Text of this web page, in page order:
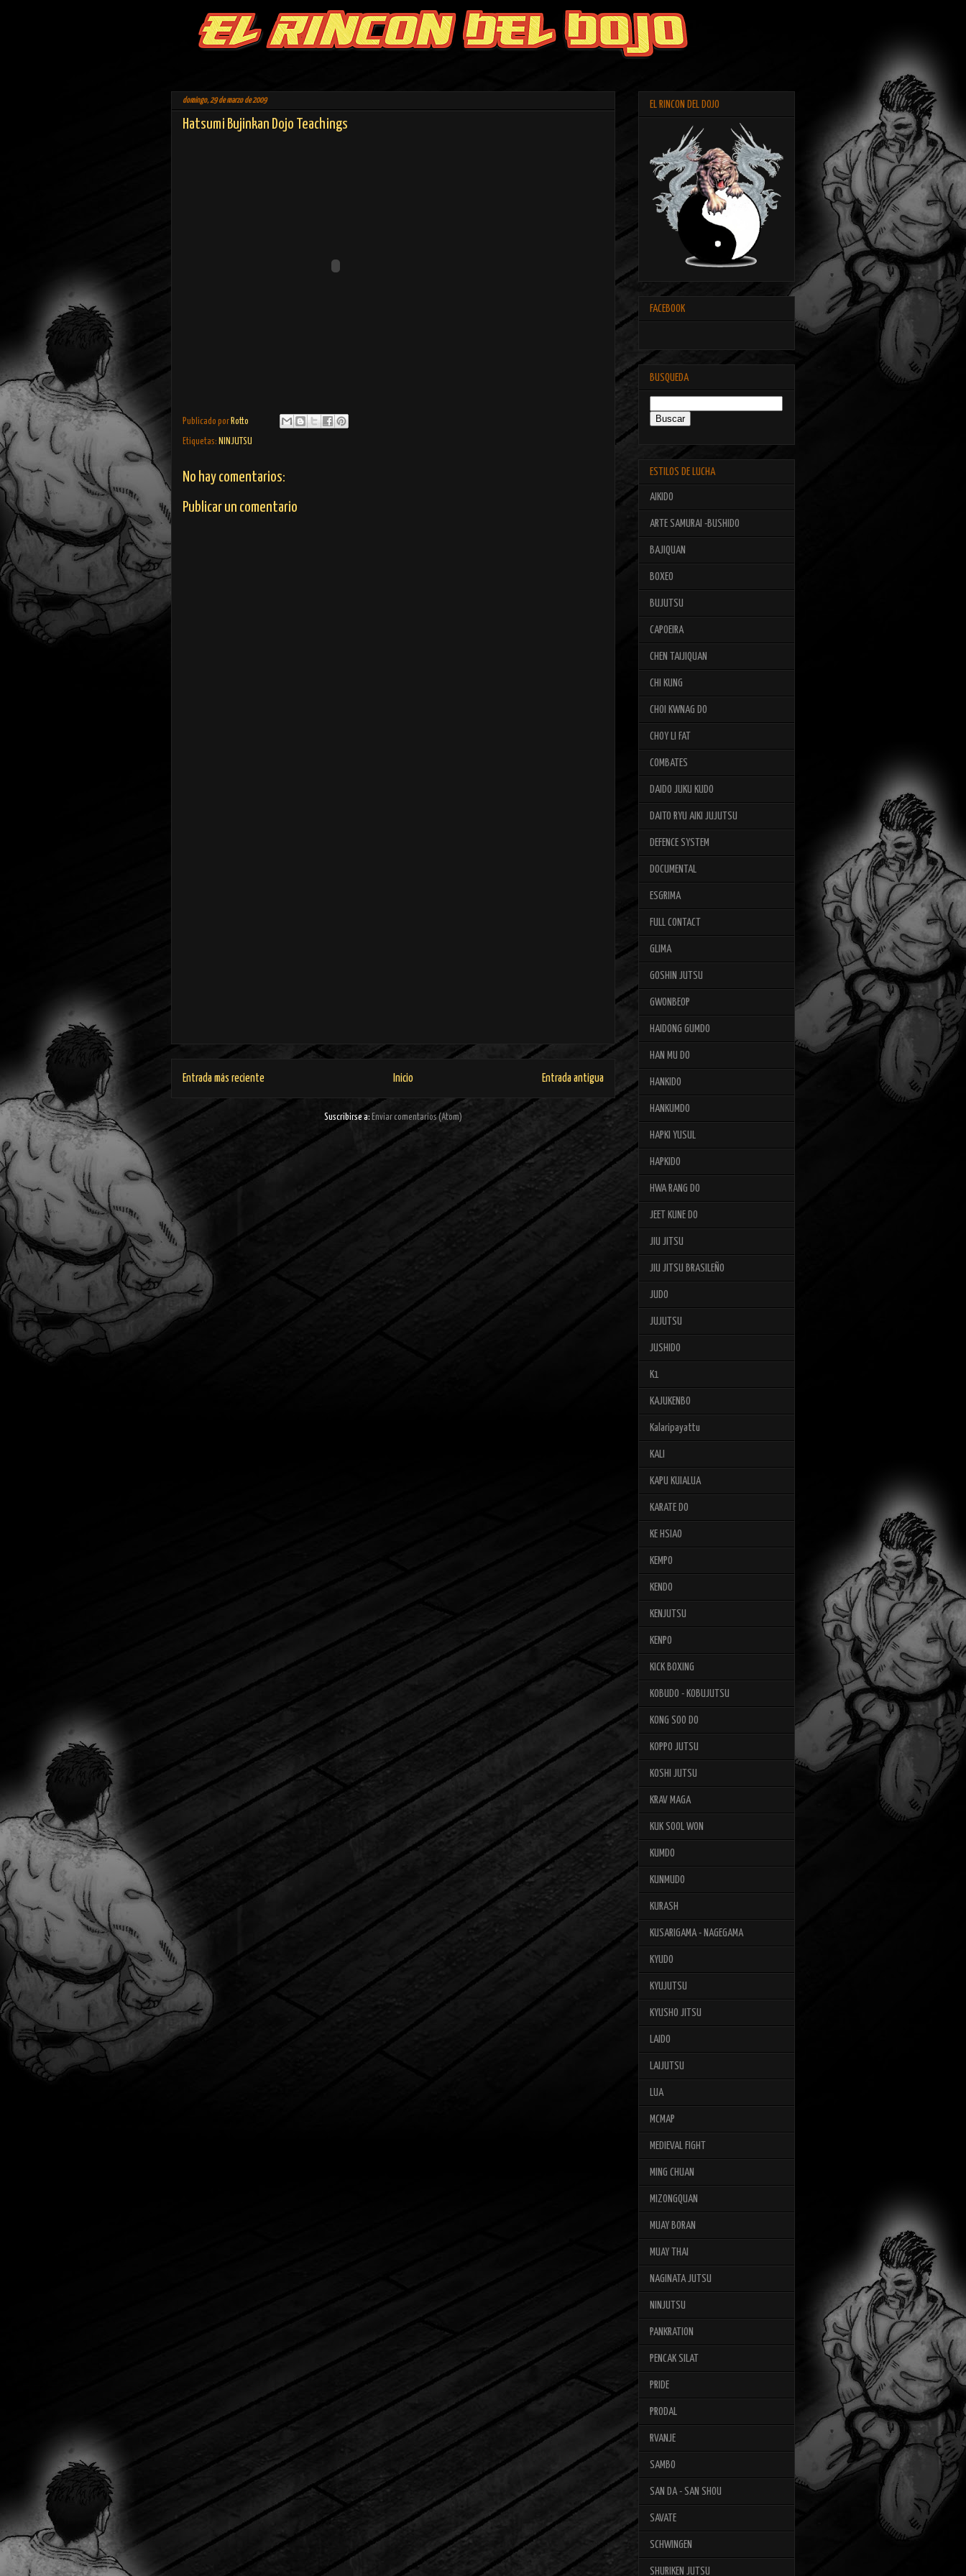
domingo, 29 de marzo de 2009
Hatsumi Bujinkan Dojo Teachings
Publicado porRotto
Etiquetas: NINJUTSU
No hay comentarios:
Publicar un comentario
Entrada más reciente Entrada antigua
Inicio
Suscribirse a: Enviar comentarios (Atom)
EL RINCON DEL DOJO
FACEBOOK
BUSQUEDA
ESTILOS DE LUCHA
AIKIDO
ARTE SAMURAI -BUSHIDO
BAJIQUAN
BOXEO
BUJUTSU
CAPOEIRA
CHEN TAIJIQUAN
CHI KUNG
CHOI KWNAG DO
CHOY LI FAT
COMBATES
DAIDO JUKU KUDO
DAITO RYU AIKI JUJUTSU
DEFENCE SYSTEM
DOCUMENTAL
ESGRIMA
FULL CONTACT
GLIMA
GOSHIN JUTSU
GWONBEOP
HAIDONG GUMDO
HAN MU DO
HANKIDO
HANKUMDO
HAPKI YUSUL
HAPKIDO
HWA RANG DO
JEET KUNE DO
JIU JITSU
JIU JITSU BRASILEÑO
JUDO
JUJUTSU
JUSHIDO
K1
KAJUKENBO
Kalaripayattu
KALI
KAPU KUIALUA
KARATE DO
KE HSIAO
KEMPO
KENDO
KENJUTSU
KENPO
KICK BOXING
KOBUDO - KOBUJUTSU
KONG SOO DO
KOPPO JUTSU
KOSHI JUTSU
KRAV MAGA
KUK SOOL WON
KUMDO
KUNMUDO
KURASH
KUSARIGAMA - NAGEGAMA
KYUDO
KYUJUTSU
KYUSHO JITSU
LAIDO
LAIJUTSU
LUA
MCMAP
MEDIEVAL FIGHT
MING CHUAN
MIZONGQUAN
MUAY BORAN
MUAY THAI
NAGINATA JUTSU
NINJUTSU
PANKRATION
PENCAK SILAT
PRIDE
PRODAL
RVANJE
SAMBO
SAN DA - SAN SHOU
SAVATE
SCHWINGEN
SHURIKEN JUTSU